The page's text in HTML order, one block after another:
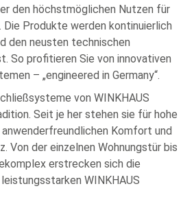
den höchstmöglichen Nutzen für
Die Produkte werden kontinuierlich
den neusten technischen
So profitieren Sie von innovativen
– „engineered in Germany“.
von WINKHAUS
Seit je her stehen sie für hohe
Komfort und
Von der einzelnen Wohnungstür bis
erstrecken sich die
WINKHAUS